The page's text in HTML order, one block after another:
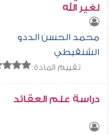
لغير الله
محمد الحسن الددو
الشنقيطي
تقييم المادة:
دراسة علم العقائد